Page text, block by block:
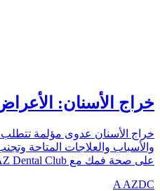
خراج الأسنان:
خراج الأسنان عدوى مؤلمة
والأسباب والعلاجات المتاحة
على صحة فمك مع AZ Dental Club.
A AZDC